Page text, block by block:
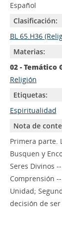
Español
Clasificación:
BL 65.H36
Materias:
02 - Temático
Religión
Etiquetas:
Espiritualidad
Nota de
Primera parte.
Busquen y
Seres Divinos
Comprensión
Unidad;
decisión de